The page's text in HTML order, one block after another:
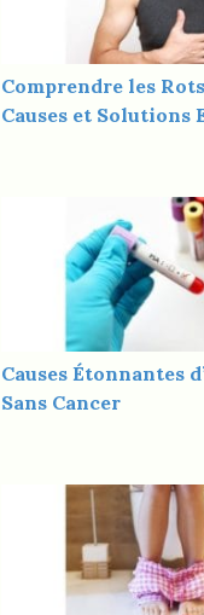
Comprendre les
Causes et Solutions
Causes Étonnantes
Sans Cancer